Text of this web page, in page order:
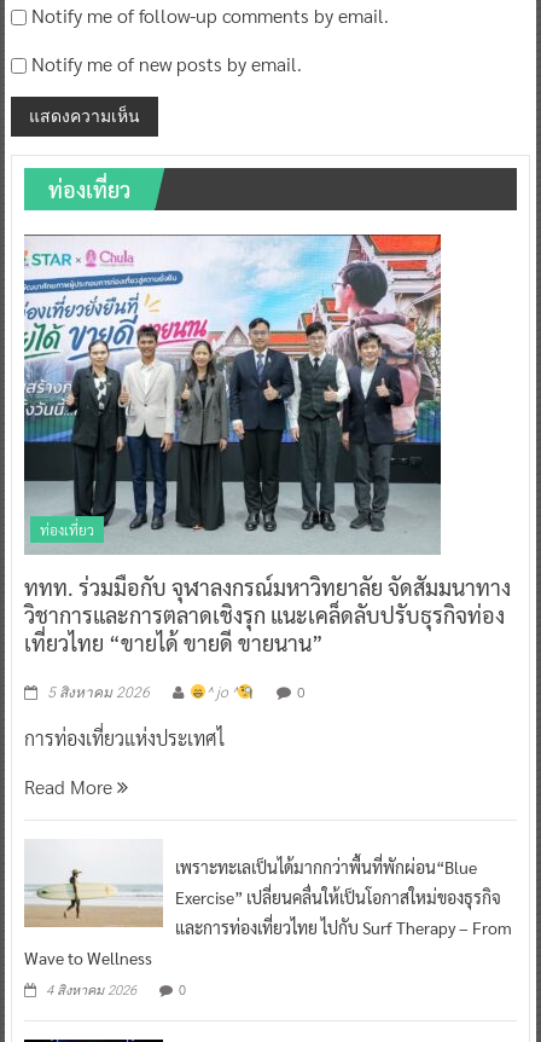
Notify me of follow-up comments by email.
Notify me of new posts by email.
ท่องเที่ยว
ท่องเที่ยว
ททท. ร่วมมือกับ จุฬาลงกรณ์มหาวิทยาลัย จัดสัมมนาทาง
วิชาการและการตลาดเชิงรุก แนะเคล็ดลับปรับธุรกิจท่อง
เที่ยวไทย “ขายได้ ขายดี ขายนาน”
5 สิงหาคม 2026 ^ jo ^ 0
การท่องเที่ยวแห่งประเทศไ
Read More
เพราะทะเลเป็นได้มากกว่าพื้นที่พักผ่อน“Blue
Exercise” เปลี่ยนคลื่นให้เป็นโอกาสใหม่ของธุรกิจ
และการท่องเที่ยวไทย ไปกับ Surf Therapy – From
Wave to Wellness
4 สิงหาคม 2026 0